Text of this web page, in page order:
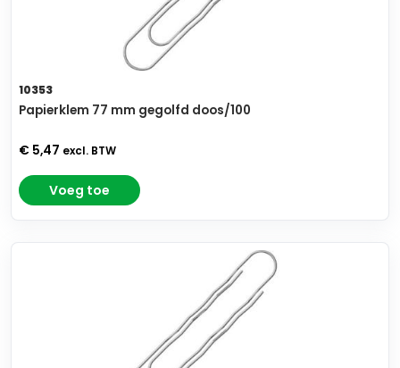
10353
Papierklem 77 mm gegolfd doos/100
€ 5,47 excl. BTW
Voeg toe